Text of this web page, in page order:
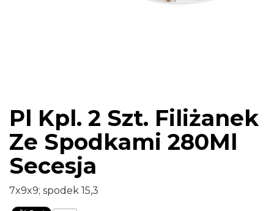
Pl Kpl. 2 Szt. Filiżanek
Ze Spodkami 280Ml
Secesja
7x9x9; spodek 15,3